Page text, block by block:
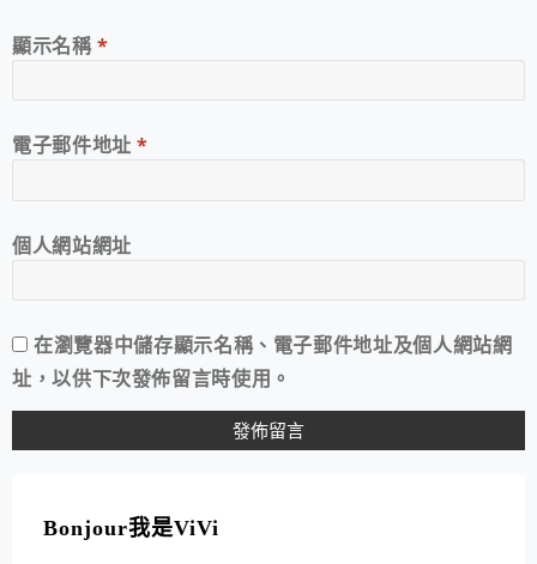
顯示名稱*
電子郵件地址*
個人網站網址
在瀏覽器中儲存顯示名稱、電子郵件地址及個人網站網
址，以供下次發佈留言時使用。
Bonjour我是ViVi